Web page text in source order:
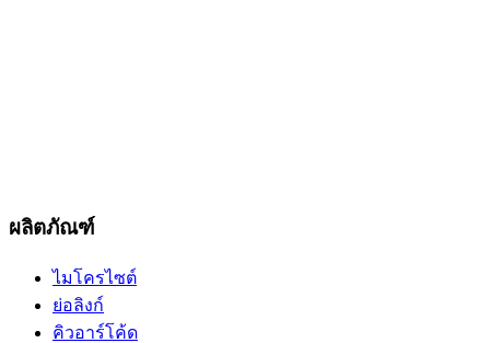
ผลิตภัณฑ์
ไมโครไซต์
ย่อลิงก์
คิวอาร์โค้ด